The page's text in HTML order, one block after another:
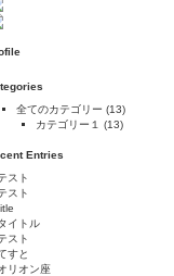
全てのカテゴリー (13)
カテゴリー１ (13)
Entries
スト
スト
イトル
スト
すと
リオン座